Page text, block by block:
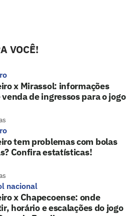
VOCÊ!
x Mirassol: informações
de ingressos para o jogo
tem problemas com bolas
Confira estatísticas!
nacional
x Chapecoense: onde
horário e escalações do jogo